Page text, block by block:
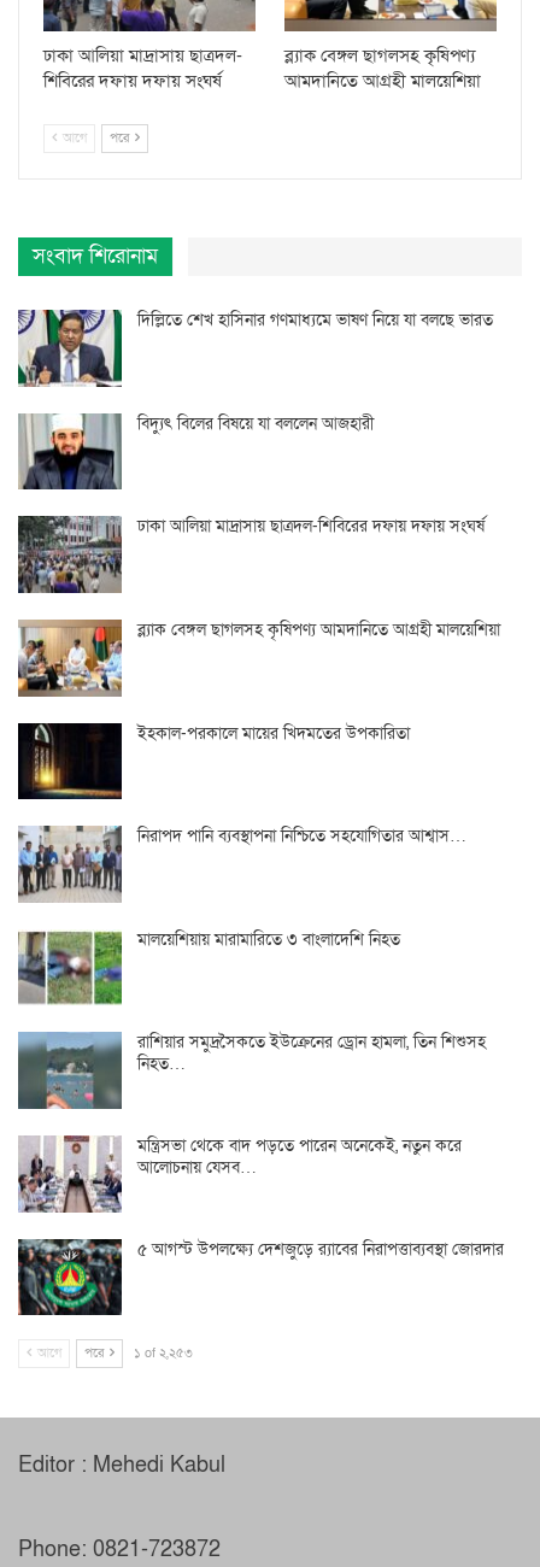
ঢাকা আলিয়া মাদ্রাসায় ছাত্রদল-
শিবিরের দফায় দফায় সংঘর্ষ
ব্ল্যাক বেঙ্গল ছাগলসহ কৃষিপণ্য
আমদানিতে আগ্রহী মালয়েশিয়া
আগে পরে
সংবাদ শিরোনাম
দিল্লিতে শেখ হাসিনার গণমাধ্যমে ভাষণ নিয়ে যা বলছে ভারত
বিদ্যুৎ বিলের বিষয়ে যা বললেন আজহারী
ঢাকা আলিয়া মাদ্রাসায় ছাত্রদল-শিবিরের দফায় দফায় সংঘর্ষ
ব্ল্যাক বেঙ্গল ছাগলসহ কৃষিপণ্য আমদানিতে আগ্রহী মালয়েশিয়া
ইহকাল-পরকালে মায়ের খিদমতের উপকারিতা
নিরাপদ পানি ব্যবস্থাপনা নিশ্চিতে সহযোগিতার আশ্বাস…
মালয়েশিয়ায় মারামারিতে ৩ বাংলাদেশি নিহত
রাশিয়ার সমুদ্রসৈকতে ইউক্রেনের ড্রোন হামলা, তিন শিশুসহ
নিহত…
মন্ত্রিসভা থেকে বাদ পড়তে পারেন অনেকেই, নতুন করে
আলোচনায় যেসব…
৫ আগস্ট উপলক্ষ্যে দেশজুড়ে র‌্যাবের নিরাপত্তাব্যবস্থা জোরদার
আগে পরে ১ of ২,২৫৩
Editor : Mehedi Kabul
Phone: 0821-723872